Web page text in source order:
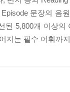
문장의 음
된 5,800개 이상
지는 필수 어휘까